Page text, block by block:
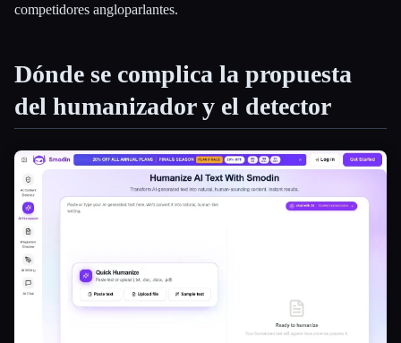
competidores angloparlantes.
Dónde se complica la propuesta
del humanizador y el detector